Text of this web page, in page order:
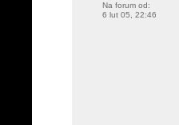
Na forum od:
6 lut 05, 22:46